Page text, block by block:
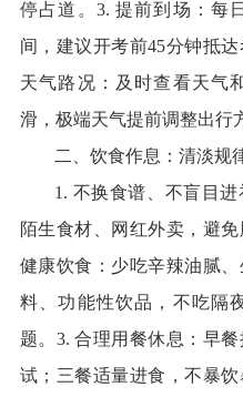
停占道。3. 提前到场：每
间，建议开考前45分钟抵
天气路况：及时查看天气
滑，极端天气提前调整出行
二、饮食作息：清淡规
1. 不换食谱、不盲目
陌生食材、网红外卖，避
健康饮食：少吃辛辣油腻
料、功能性饮品，不吃隔
题。3. 合理用餐休息：早
试；三餐适量进食，不暴